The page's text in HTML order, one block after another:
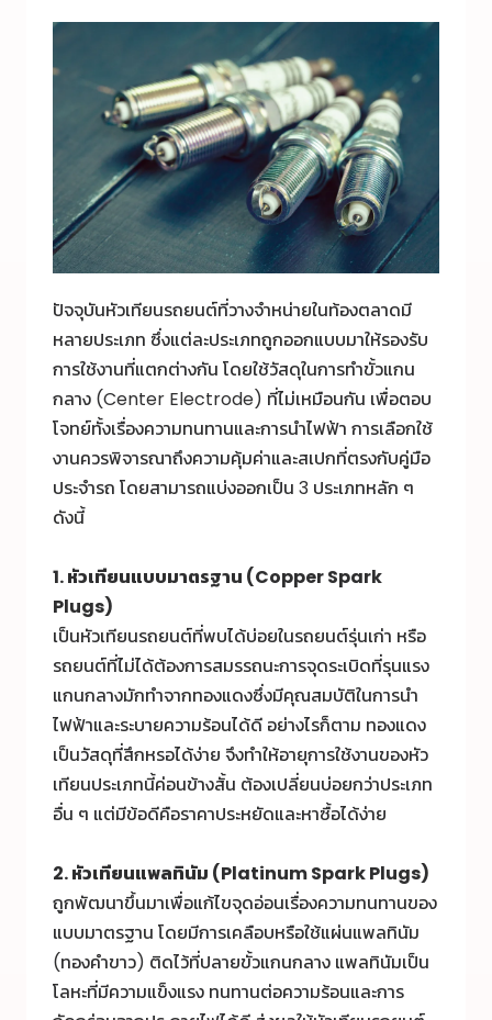
ปัจจุบันหัวเทียนรถยนต์ที่วางจำหน่ายในท้องตลาดมี
หลายประเภท ซึ่งแต่ละประเภทถูกออกแบบมาให้รองรับ
การใช้งานที่แตกต่างกัน โดยใช้วัสดุในการทำขั้วแกน
กลาง (Center Electrode) ที่ไม่เหมือนกัน เพื่อตอบ
โจทย์ทั้งเรื่องความทนทานและการนำไฟฟ้า การเลือกใช้
งานควรพิจารณาถึงความคุ้มค่าและสเปกที่ตรงกับคู่มือ
ประจำรถ โดยสามารถแบ่งออกเป็น 3 ประเภทหลัก ๆ
ดังนี้
1. หัวเทียนแบบมาตรฐาน (Copper Spark
Plugs)
เป็นหัวเทียนรถยนต์ที่พบได้บ่อยในรถยนต์รุ่นเก่า หรือ
รถยนต์ที่ไม่ได้ต้องการสมรรถนะการจุดระเบิดที่รุนแรง
แกนกลางมักทำจากทองแดงซึ่งมีคุณสมบัติในการนำ
ไฟฟ้าและระบายความร้อนได้ดี อย่างไรก็ตาม ทองแดง
เป็นวัสดุที่สึกหรอได้ง่าย จึงทำให้อายุการใช้งานของหัว
เทียนประเภทนี้ค่อนข้างสั้น ต้องเปลี่ยนบ่อยกว่าประเภท
อื่น ๆ แต่มีข้อดีคือราคาประหยัดและหาซื้อได้ง่าย
2. หัวเทียนแพลทินัม (Platinum Spark Plugs)
ถูกพัฒนาขึ้นมาเพื่อแก้ไขจุดอ่อนเรื่องความทนทานของ
แบบมาตรฐาน โดยมีการเคลือบหรือใช้แผ่นแพลทินัม
(ทองคำขาว) ติดไว้ที่ปลายขั้วแกนกลาง แพลทินัมเป็น
โลหะที่มีความแข็งแรง ทนทานต่อความร้อนและการ